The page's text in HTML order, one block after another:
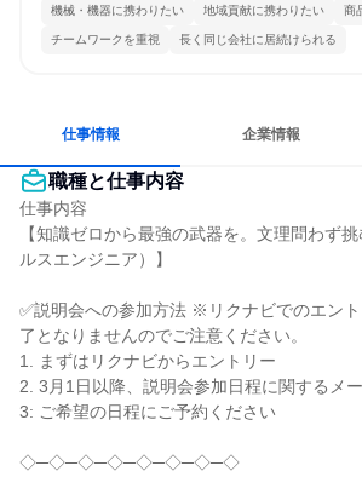
機械・機器に携わりたい 地域貢献に携わりたい 商
チームワークを重視 長く同じ会社に居続けられる
仕事情報 企業情報
職種と仕事内容
仕事内容
【知識ゼロから最強の武器を。文理問わず
ルスエンジニア）】
✅説明会への参加方法 ※リクナビでのエン
了となりませんのでご注意ください。
1. まずはリクナビからエントリー
2. 3月1日以降、説明会参加日程に関するメ
3: ご希望の日程にご予約ください
◇─◇─◇─◇─◇─◇─◇─◇